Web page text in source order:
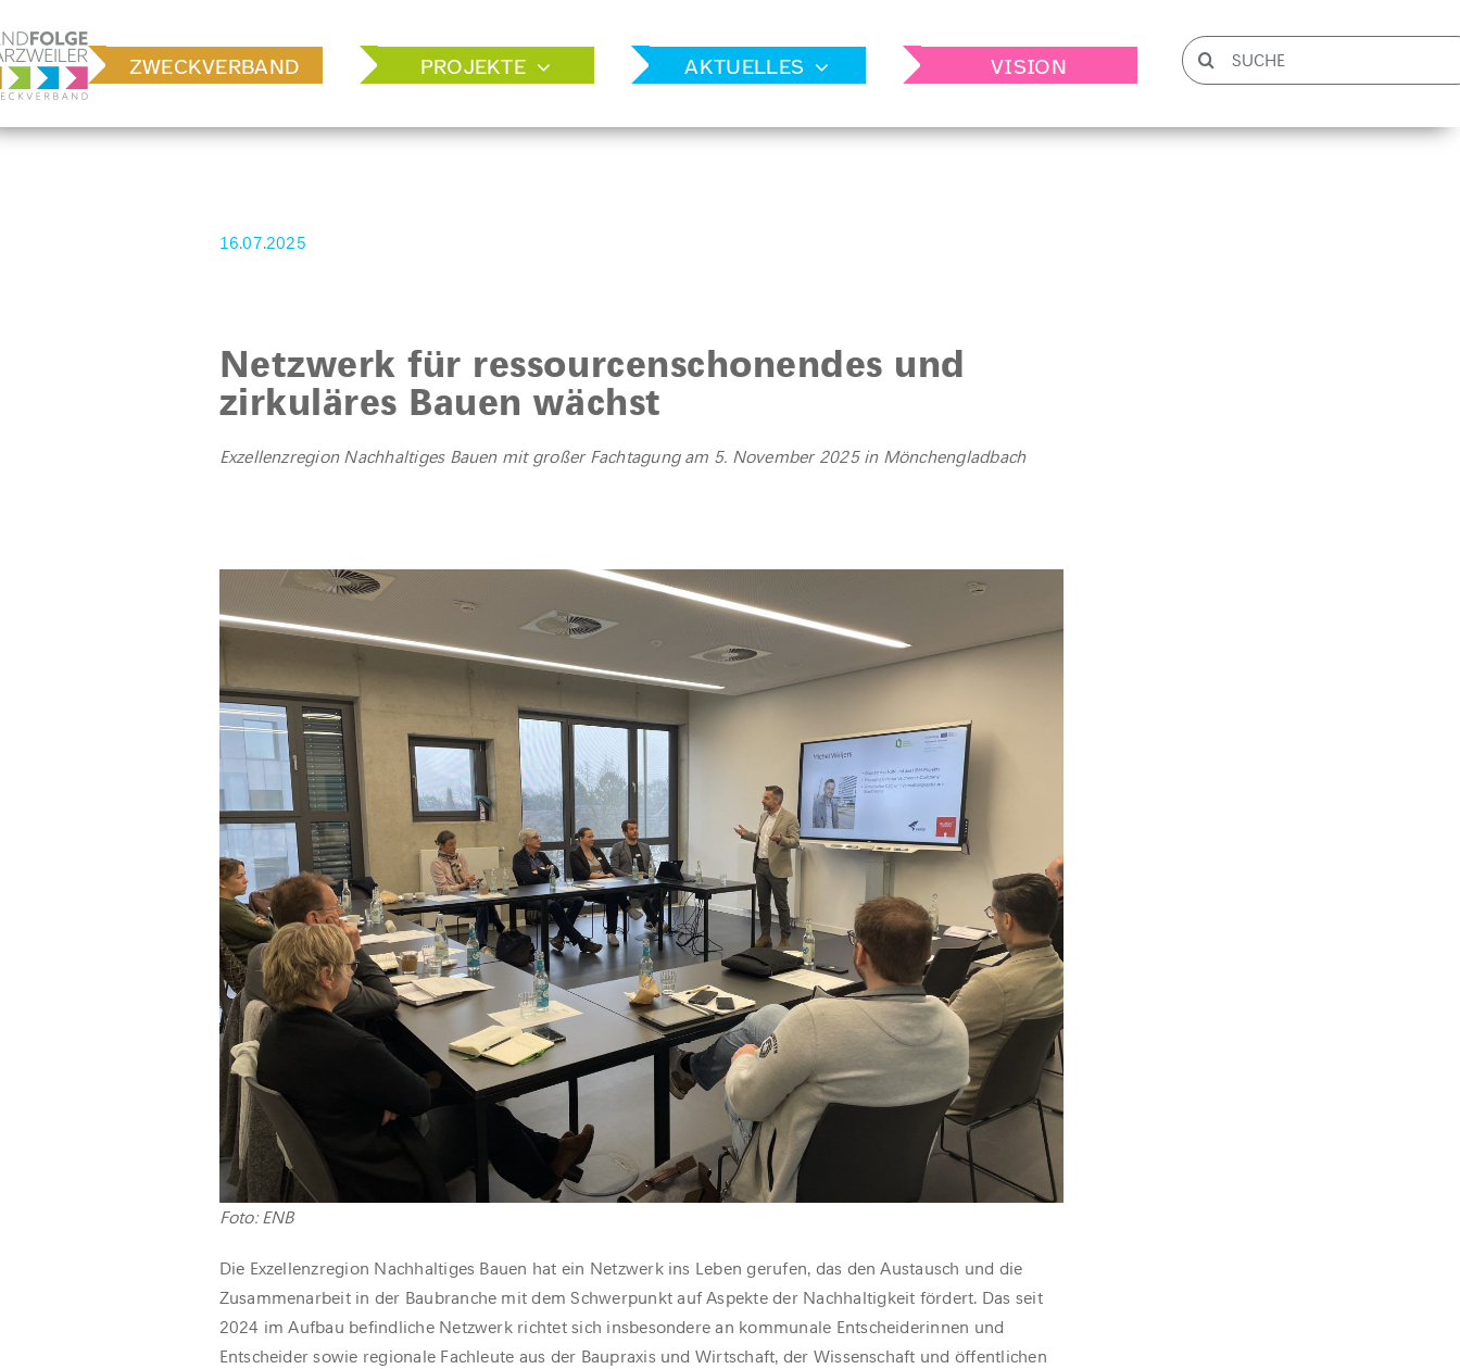
Inhalt
springen
ZWECKVERBAND PROJEKTE AKTUELLES VISION
Suche
nach:
16.07.2025
Netzwerk für ressourcenschonendes und
zirkuläres Bauen wächst
Exzellenzregion Nachhaltiges Bauen mit großer Fachtagung am 5. November 2025 in Mönchengladbach
Foto: ENB
Die Exzellenzregion Nachhaltiges Bauen hat ein Netzwerk ins Leben gerufen, das den Austausch und die
Zusammenarbeit in der Baubranche mit dem Schwerpunkt auf Aspekte der Nachhaltigkeit fördert. Das seit
2024 im Aufbau befindliche Netzwerk richtet sich insbesondere an kommunale Entscheiderinnen und
Entscheider sowie regionale Fachleute aus der Baupraxis und Wirtschaft, der Wissenschaft und öffentlichen